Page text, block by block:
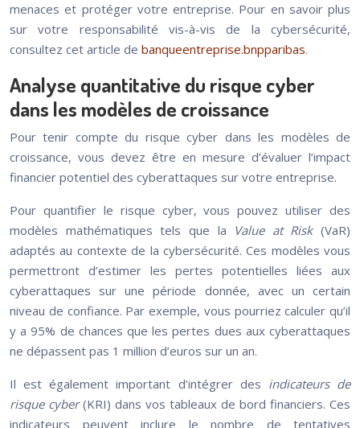
menaces et protéger votre entreprise. Pour en savoir plus
sur votre responsabilité vis-à-vis de la cybersécurité,
consultez cet article de banqueentreprise.bnpparibas.
Analyse quantitative du risque cyber
dans les modèles de croissance
Pour tenir compte du risque cyber dans les modèles de
croissance, vous devez être en mesure d’évaluer l’impact
financier potentiel des cyberattaques sur votre entreprise.
Pour quantifier le risque cyber, vous pouvez utiliser des
modèles mathématiques tels que la Value at Risk (VaR)
adaptés au contexte de la cybersécurité. Ces modèles vous
permettront d’estimer les pertes potentielles liées aux
cyberattaques sur une période donnée, avec un certain
niveau de confiance. Par exemple, vous pourriez calculer qu’il
y a 95% de chances que les pertes dues aux cyberattaques
ne dépassent pas 1 million d’euros sur un an.
Il est également important d’intégrer des indicateurs de
risque cyber(KRI) dans vos tableaux de bord financiers. Ces
indicateurs peuvent inclure le nombre de tentatives